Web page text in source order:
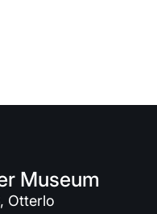
Museum
Otterlo